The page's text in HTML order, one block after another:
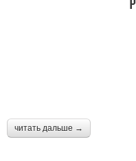
читать дальше →